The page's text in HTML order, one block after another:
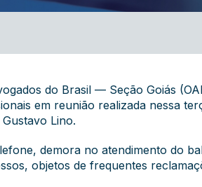
do Brasil — Seção Goiás
em reunião realizada nessa
Lino.
demora no atendimento do
objetos de frequentes